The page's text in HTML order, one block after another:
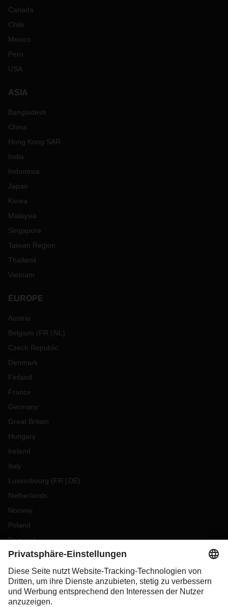
Canada
Chile
Mexico
Peru
USA
ASIA
Bangladesh
China
Hong Kong SAR
India
Indonesia
Japan
Korea
Malaysia
Singapore
Taiwan Region
Thailand
Vietnam
EUROPE
Austria
Belgium (FR NL )
Czech Republic
Denmark
Finland
France
Germany
Great Britain
Hungary
Ireland
Italy
Luxembourg (FR DE)
Netherlands
Norway
Poland
Portugal
Romania
Slovakia
Spain
Sweden